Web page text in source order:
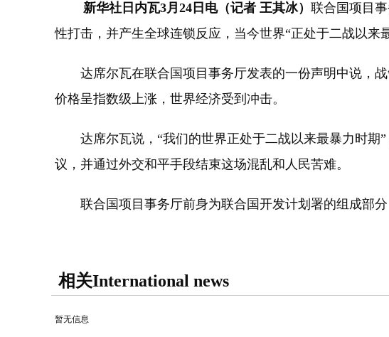
新华社日内瓦3月24日电（记者 王其冰） 联合国项目
性打击，并产生全球连锁反应，当今世界“正处于二战以来
达席尔瓦在联合国项目事务厅发表的一份声明中说，战
价格呈指数级上涨，世界经济受到冲击。
达席尔瓦说，“我们的世界正处于二战以来最暴力时期”
议，并通过外交和平手段结束这场混乱和人民苦难。
联合国项目事务厅前身为联合国开发计划署的组成部分
相关International news
暂无信息